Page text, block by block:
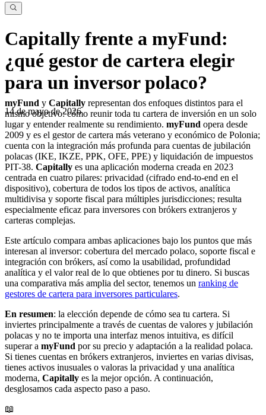
Capitally frente a myFund:
¿qué gestor de cartera elegir
para un inversor polaco?
14 de mayo de 2026
myFund y Capitally representan dos enfoques distintos para el
mismo objetivo: cómo reunir toda tu cartera de inversión en un solo
lugar y entender realmente su rendimiento. myFund opera desde
2009 y es el gestor de cartera más veterano y económico de Polonia;
cuenta con la integración más profunda para cuentas de jubilación
polacas (IKE, IKZE, PPK, OFE, PPE) y liquidación de impuestos
PIT-38. Capitally es una aplicación moderna creada en 2023
centrada en cuatro pilares: privacidad (cifrado end-to-end en el
dispositivo), cobertura de todos los tipos de activos, analítica
multidivisa y soporte fiscal para múltiples jurisdicciones; resulta
especialmente eficaz para inversores con brókers extranjeros y
carteras complejas.
Este artículo compara ambas aplicaciones bajo los puntos que más
interesan al inversor: cobertura del mercado polaco, soporte fiscal e
integración con brókers, así como la usabilidad, profundidad
analítica y el valor real de lo que obtienes por tu dinero. Si buscas
una comparativa más amplia del sector, tenemos un ranking de
gestores de cartera para inversores particulares.
En resumen: la elección depende de cómo sea tu cartera. Si
inviertes principalmente a través de cuentas de valores y jubilación
polacas y no te importa una interfaz menos intuitiva, es difícil
superar a myFund por su precio y adaptación a la realidad polaca.
Si tienes cuentas en brókers extranjeros, inviertes en varias divisas,
tienes activos inusuales o valoras la privacidad y una analítica
moderna, Capitally es la mejor opción. A continuación,
desglosamos cada aspecto paso a paso.
📖